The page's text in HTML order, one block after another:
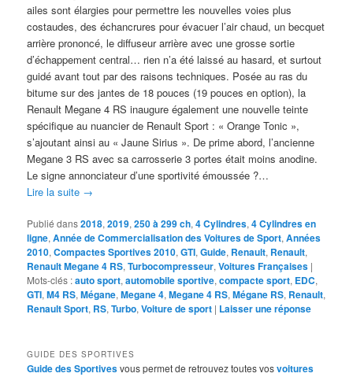
ailes sont élargies pour permettre les nouvelles voies plus
costaudes, des échancrures pour évacuer l’air chaud, un becquet
arrière prononcé, le diffuseur arrière avec une grosse sortie
d’échappement central… rien n’a été laissé au hasard, et surtout
guidé avant tout par des raisons techniques. Posée au ras du
bitume sur des jantes de 18 pouces (19 pouces en option), la
Renault Megane 4 RS inaugure également une nouvelle teinte
spécifique au nuancier de Renault Sport : « Orange Tonic »,
s’ajoutant ainsi au « Jaune Sirius ». De prime abord, l’ancienne
Megane 3 RS avec sa carrosserie 3 portes était moins anodine.
Le signe annonciateur d’une sportivité émoussée ?…
Lire la suite →
Publié dans2018,2019,250 à 299 ch,4 Cylindres,4 Cylindres en
ligne,Année de Commercialisation des Voitures de Sport,Années
2010,Compactes Sportives 2010,GTI,Guide, Renault, Renault,
Renault Megane 4 RS,Turbocompresseur,Voitures Françaises |
Mots-clés :auto sport,automobile sportive,compacte sport, EDC,
GTI,M4 RS,Mégane,Megane 4,Megane 4 RS,Mégane RS, Renault,
Renault Sport, RS,Turbo,Voiture de sport | Laisser une réponse
GUIDE DES SPORTIVES
Guide des Sportivesvous permet de retrouvez toutes vosvoitures